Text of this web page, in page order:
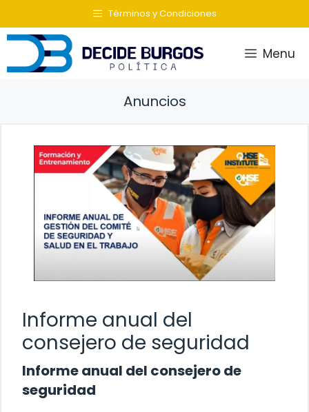
al
contenido
Términos y Condiciones
Menu
Anuncios
Informe anual del
consejero de seguridad
Informe anual del consejero de
seguridad